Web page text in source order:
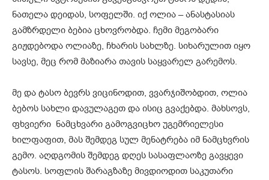
ნათელა დეიდას, სოფელში. იქ ოლია – ანასტასიას
გამზრდელი ბებია ცხოვრობდა. ჩემი მეგობარი
გიჟდებოდა ოლიაზე, ჩხარის სახლზე. სიხარულით იყო
სავსე, მეც რომ მაზიარა თავის საყვარელ გარემოს.
მე და ტასო ბევრს ვიცინოდით, ვვარჯიშობდით, ოლია
ბებოს სახლი დავულაგეთ და ისიც გვაქებდა. მახსოვს,
ფხვიერი ნამცხვარი გამოგვიცხო უგემრიელესი
ხილფაფით, მას შემდეგ სულ მენატრება იმ ნამცხვრის
გემო. აღდგომის შემდეგ დღეს სასაფლაოზე გავყევი
ტასოს. სოფლის შარაგზაზე მივდიოდით საკუთარი